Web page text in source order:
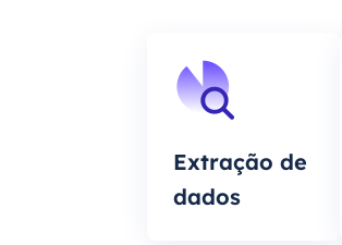
Extração de
dados